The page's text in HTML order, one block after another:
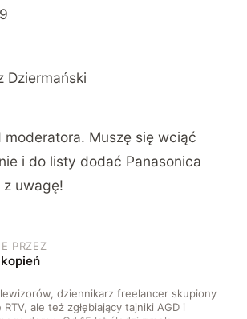
Dziermański
moderatora. Muszę się wciąć
i do listy dodać Panasonica
z uwagę!
PRZEZ
dziennikarz freelancer skupiony
RTV, ale też zgłębiający tajniki AGD i